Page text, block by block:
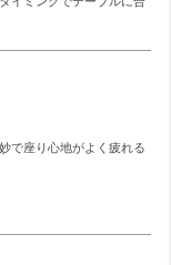
で座り心地がよく疲れる